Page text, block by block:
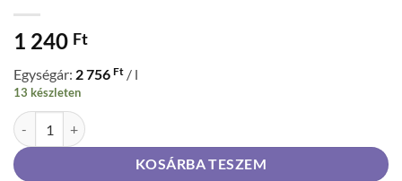
1 240 Ft
Egységár: 2 756 Ft / l
13 készleten
Dove Fruity Nourish női krémtusfürdő, 450 ml mennyiség
KOSÁRBA TESZEM